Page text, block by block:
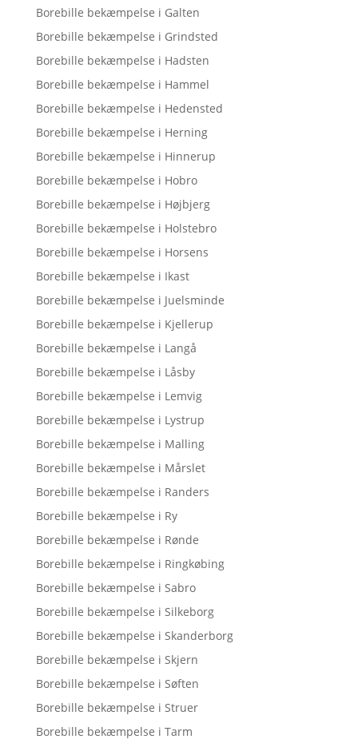
Borebille bekæmpelse i Galten
Borebille bekæmpelse i Grindsted
Borebille bekæmpelse i Hadsten
Borebille bekæmpelse i Hammel
Borebille bekæmpelse i Hedensted
Borebille bekæmpelse i Herning
Borebille bekæmpelse i Hinnerup
Borebille bekæmpelse i Hobro
Borebille bekæmpelse i Højbjerg
Borebille bekæmpelse i Holstebro
Borebille bekæmpelse i Horsens
Borebille bekæmpelse i Ikast
Borebille bekæmpelse i Juelsminde
Borebille bekæmpelse i Kjellerup
Borebille bekæmpelse i Langå
Borebille bekæmpelse i Låsby
Borebille bekæmpelse i Lemvig
Borebille bekæmpelse i Lystrup
Borebille bekæmpelse i Malling
Borebille bekæmpelse i Mårslet
Borebille bekæmpelse i Randers
Borebille bekæmpelse i Ry
Borebille bekæmpelse i Rønde
Borebille bekæmpelse i Ringkøbing
Borebille bekæmpelse i Sabro
Borebille bekæmpelse i Silkeborg
Borebille bekæmpelse i Skanderborg
Borebille bekæmpelse i Skjern
Borebille bekæmpelse i Søften
Borebille bekæmpelse i Struer
Borebille bekæmpelse i Tarm